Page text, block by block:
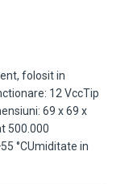
folosit in
12 VccTip
69 x 69 x
500.000
°CUmiditate in